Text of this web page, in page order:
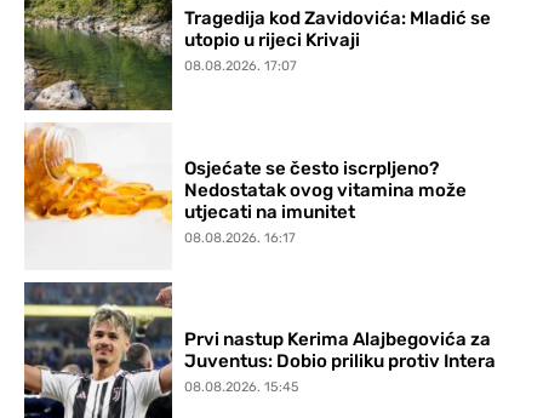
Tragedija kod Zavidovića: Mladić se
utopio u rijeci Krivaji
08.08.2026. 17:07
Osjećate se često iscrpljeno?
Nedostatak ovog vitamina može
utjecati na imunitet
08.08.2026. 16:17
Prvi nastup Kerima Alajbegovića za
Juventus: Dobio priliku protiv Intera
08.08.2026. 15:45